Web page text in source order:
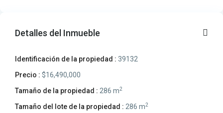
Detalles del Inmueble
Identificación de la propiedad : 39132
Precio : $16,490,000
Tamaño de la propiedad : 286 m2
Tamaño del lote de la propiedad : 286 m2